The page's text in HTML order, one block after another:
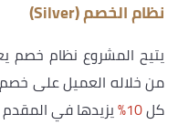
نظام الخصم (Silver)
من خلاله العميل على
كل10% يزيدها في